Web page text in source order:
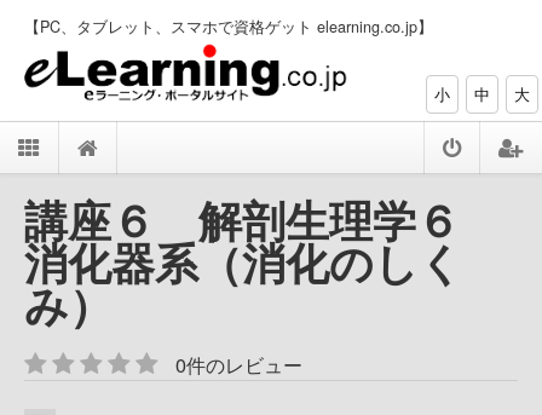
【PC、タブレット、スマホで資格ゲット elearning.co.jp】
小 中 大
講座６ 解剖生理学６
消化器系（消化のしく
み）
0件のレビュー